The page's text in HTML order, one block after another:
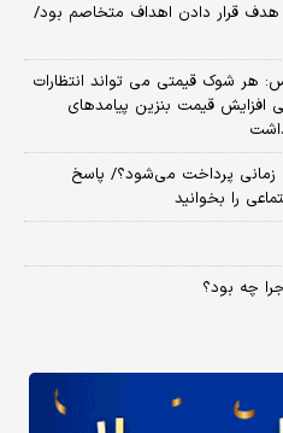
هدف قرار دادن اهداف متخاصم بود/
هر شوک قیمتی می تواند انتظارات
افزایش قیمت بنزین پیامدهای
زمانی پرداخت می‌شود؟/ پاسخ
را بخوانید
چه بود؟